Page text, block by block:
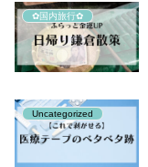
✿国内旅行✿
Uncategorized